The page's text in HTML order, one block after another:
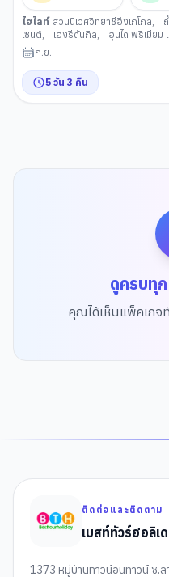
ไฮไลท์ สวนนิเวศวิทยาชีฮึงเกโกล,
เซนต์, เฮงรีดันกิล, ฮุนได พรีเมียม
อกซูกุง
สมุนไพรเกาหลี
ก.ย.
5 วัน 3 คืน
ดูครบทุ
คุณได้เห็นแพ็คเกจ
ติดต่อและติดตาม
เบสท์ทัวร์ฮอลิเ
1373 หมู่บ้านทาวน์อินทาวน์ ซ.